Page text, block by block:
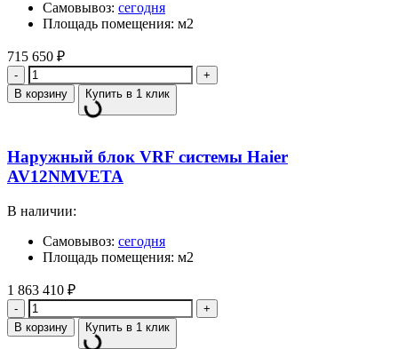
Самовывоз: сегодня
Площадь помещения: м2
715 650 ₽
Количество
В корзину Купить в 1 клик
Наружный блок VRF системы Haier
AV12NMVETA
В наличии:
Самовывоз: сегодня
Площадь помещения: м2
1 863 410 ₽
Количество
В корзину Купить в 1 клик